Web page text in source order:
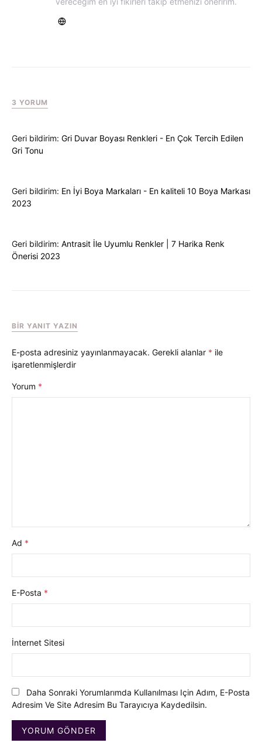
3 YORUM
Geri bildirim: Gri Duvar Boyası Renkleri - En Çok Tercih Edilen
Gri Tonu
Geri bildirim: En İyi Boya Markaları - En kaliteli 10 Boya Markası
2023
Geri bildirim: Antrasit İle Uyumlu Renkler | 7 Harika Renk
Önerisi 2023
BIR YANIT YAZIN
E-posta adresiniz yayınlanmayacak. Gerekli alanlar * ile
işaretlenmişlerdir
Yorum *
Ad *
E-Posta *
İnternet Sitesi
Daha Sonraki Yorumlarımda Kullanılması Için Adım, E-Posta
Adresim Ve Site Adresim Bu Tarayıcıya Kaydedilsin.